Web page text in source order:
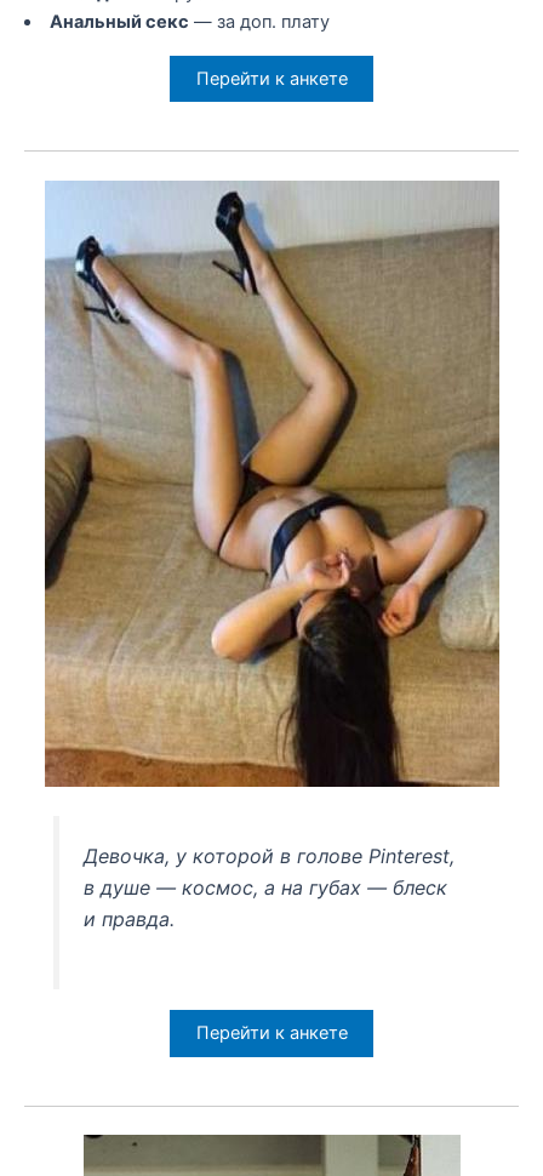
Анальный секс — за доп. плату
Перейти к анкете
Девочка, у которой в голове Pinterest,
в душе — космос, а на губах — блеск
и правда.
Перейти к анкете